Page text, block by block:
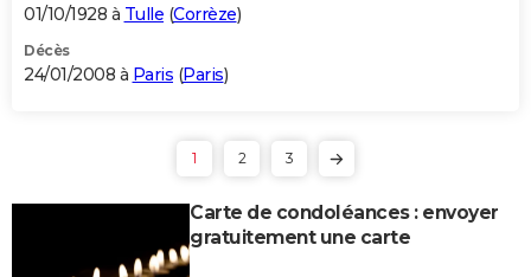
01/10/1928 à Tulle (Corrèze)
Décès
24/01/2008 à Paris (Paris)
1 2 3
Carte de condoléances : envoyer
gratuitement une carte